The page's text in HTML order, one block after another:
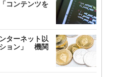
コンテンツを
ターネット以
ョン」 機関